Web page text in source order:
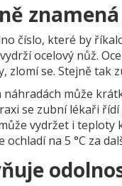
číslo, které by
ocelový nůž.
zlomí se. Stejně tak
náhradách může
se zubní lékaři
vydržet i teploty
ochladí na 5 °C za